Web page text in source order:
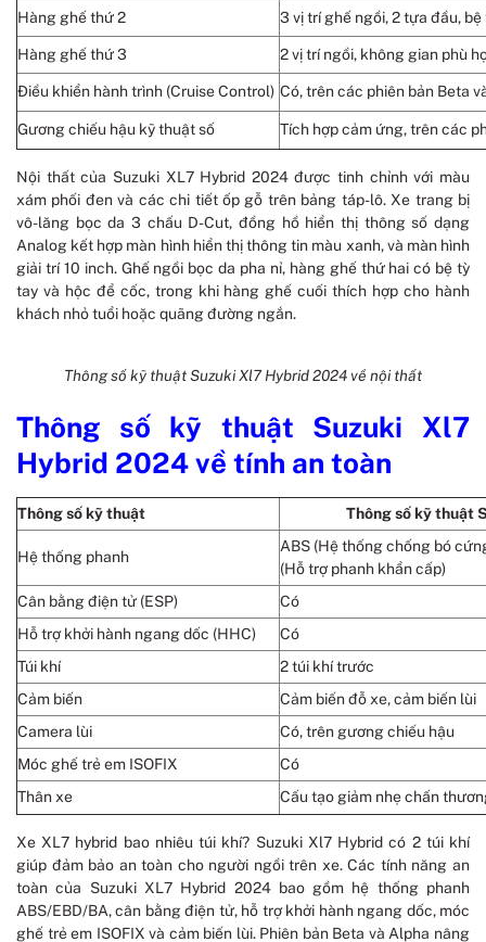
Hàng ghế thứ 2 3 vị trí ghế ngồi, 2 tựa đầu,
Hàng ghế thứ 3 2 vị trí ngồi, không gian phù
Điều khiển hành trình (Cruise Control) Có, trên các phiên bản Beta
Gương chiếu hậu kỹ thuật số Tích hợp cảm ứng, trên các
Nội thất của Suzuki XL7 Hybrid 2024 được tinh chỉnh với màu
xám phối đen và các chi tiết ốp gỗ trên bảng táp-lô. Xe trang bị
vô-lăng bọc da 3 chấu D-Cut, đồng hồ hiển thị thông số dạng
Analog kết hợp màn hình hiển thị thông tin màu xanh, và màn hình
giải trí 10 inch. Ghế ngồi bọc da pha nỉ, hàng ghế thứ hai có bệ tỳ
tay và hộc để cốc, trong khi hàng ghế cuối thích hợp cho hành
khách nhỏ tuổi hoặc quãng đường ngắn.
Thông số kỹ thuật Suzuki Xl7 Hybrid 2024 về nội thất
Thông số kỹ thuật Suzuki Xl7
Hybrid 2024 về tính an toàn
Thông số kỹ thuật Thông số kỹ thuật
Hệ thống phanh
ABS (Hệ thống chống bó
(Hỗ trợ phanh khẩn cấp)
Cân bằng điện tử (ESP)
Có
Hỗ trợ khởi hành ngang dốc (HHC)
Có
Túi khí
2 túi khí trước
Cảm biến
Cảm biến đỗ xe, cảm biến lùi
Camera lùi
Có, trên gương chiếu hậu
Móc ghế trẻ em ISOFIX
Có
Thân xe
Cấu tạo giảm nhẹ chấn
Xe XL7 hybrid bao nhiêu túi khí? Suzuki Xl7 Hybrid có 2 túi khí
giúp đảm bảo an toàn cho người ngồi trên xe. Các tính năng an
toàn của Suzuki XL7 Hybrid 2024 bao gồm hệ thống phanh
ABS/EBD/BA, cân bằng điện tử, hỗ trợ khởi hành ngang dốc, móc
ghế trẻ em ISOFIX và cảm biến lùi. Phiên bản Beta và Alpha nâng